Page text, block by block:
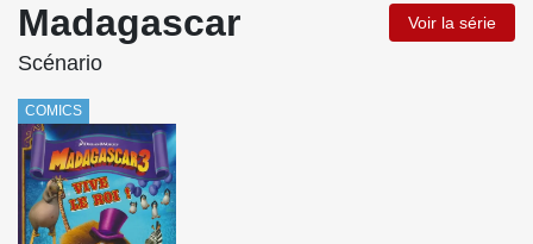
Madagascar Voir la série
Scénario
COMICS